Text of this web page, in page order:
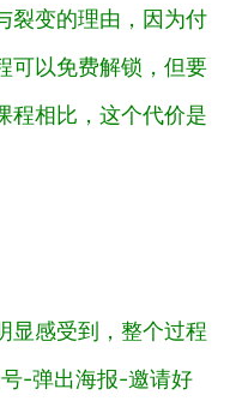
裂变的理由，因为付
可以免费解锁，但要
程相比，这个代价是
显感受到，整个过程
-弹出海报-邀请好